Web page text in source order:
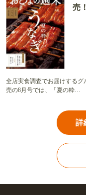
売
全店実食調査でお届けするグ
売の8月号では、「夏の粋…
詳